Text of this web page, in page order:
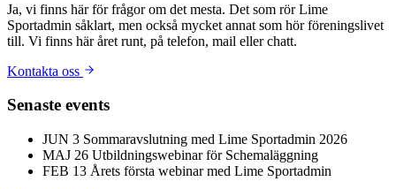
Ja, vi finns här för frågor om det mesta. Det som rör Lime
Sportadmin såklart, men också mycket annat som hör föreningslivet
till. Vi finns här året runt, på telefon, mail eller chatt.
Kontakta oss
Senaste events
JUN 3 Sommaravslutning med Lime Sportadmin 2026
MAJ 26 Utbildningswebinar för Schemaläggning
FEB 13 Årets första webinar med Lime Sportadmin